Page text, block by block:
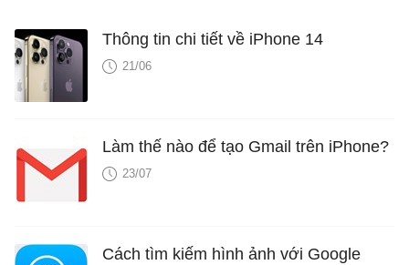
Thông tin chi tiết về iPhone 14
21/06
Làm thế nào để tạo Gmail trên iPhone?
23/07
Cách tìm kiếm hình ảnh với Google